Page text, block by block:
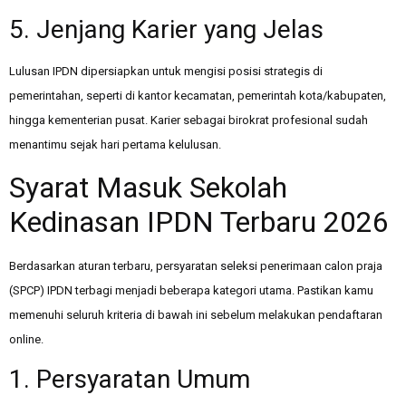
5. Jenjang Karier yang Jelas
Lulusan IPDN dipersiapkan untuk mengisi posisi strategis di
pemerintahan, seperti di kantor kecamatan, pemerintah kota/kabupaten,
hingga kementerian pusat. Karier sebagai birokrat profesional sudah
menantimu sejak hari pertama kelulusan.
Syarat Masuk Sekolah
Kedinasan IPDN Terbaru 2026
Berdasarkan aturan terbaru, persyaratan seleksi penerimaan calon praja
(SPCP) IPDN terbagi menjadi beberapa kategori utama. Pastikan kamu
memenuhi seluruh kriteria di bawah ini sebelum melakukan pendaftaran
online.
1. Persyaratan Umum